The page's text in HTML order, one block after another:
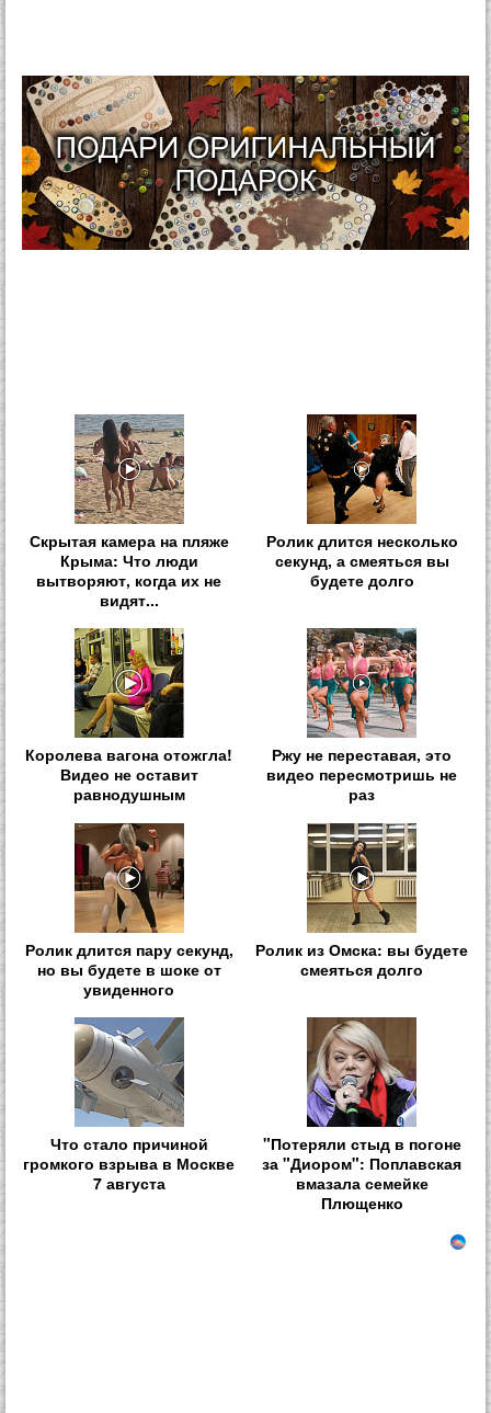
Скрытая камера на пляже
Крыма: Что люди
вытворяют, когда их не
видят...
Ролик длится несколько
секунд, а смеяться вы
будете долго
Королева вагона отожгла!
Видео не оставит
равнодушным
Ржу не переставая, это
видео пересмотришь не
раз
Ролик длится пару секунд,
но вы будете в шоке от
увиденного
Ролик из Омска: вы будете
смеяться долго
Что стало причиной
громкого взрыва в Москве
7 августа
"Потеряли стыд в погоне
за "Диором": Поплавская
вмазала семейке
Плющенко